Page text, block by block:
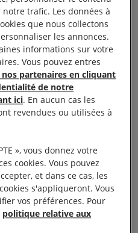
06/2022 au 02/07/2022
sur les cinq jours du
des droits humains.
la coupe du monde au
des droits des
trafic. Les données à
que nous collectons
les annonces.
informations sur votre
Vous pouvez entres
partenaires en cliquant
de notre
ici. En aucun cas les
revendues ou utilisées à
», vous donnez votre
cookies. Vous pouvez
et dans ce cas, les
s'appliqueront. Vous
vos préférences. Pour
politique relative aux